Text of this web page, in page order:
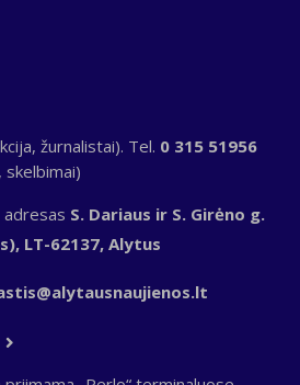
žurnalistai). Tel. 0 315 51956
adresas S. Dariaus ir S. Girėno g.
LT-62137, Alytus